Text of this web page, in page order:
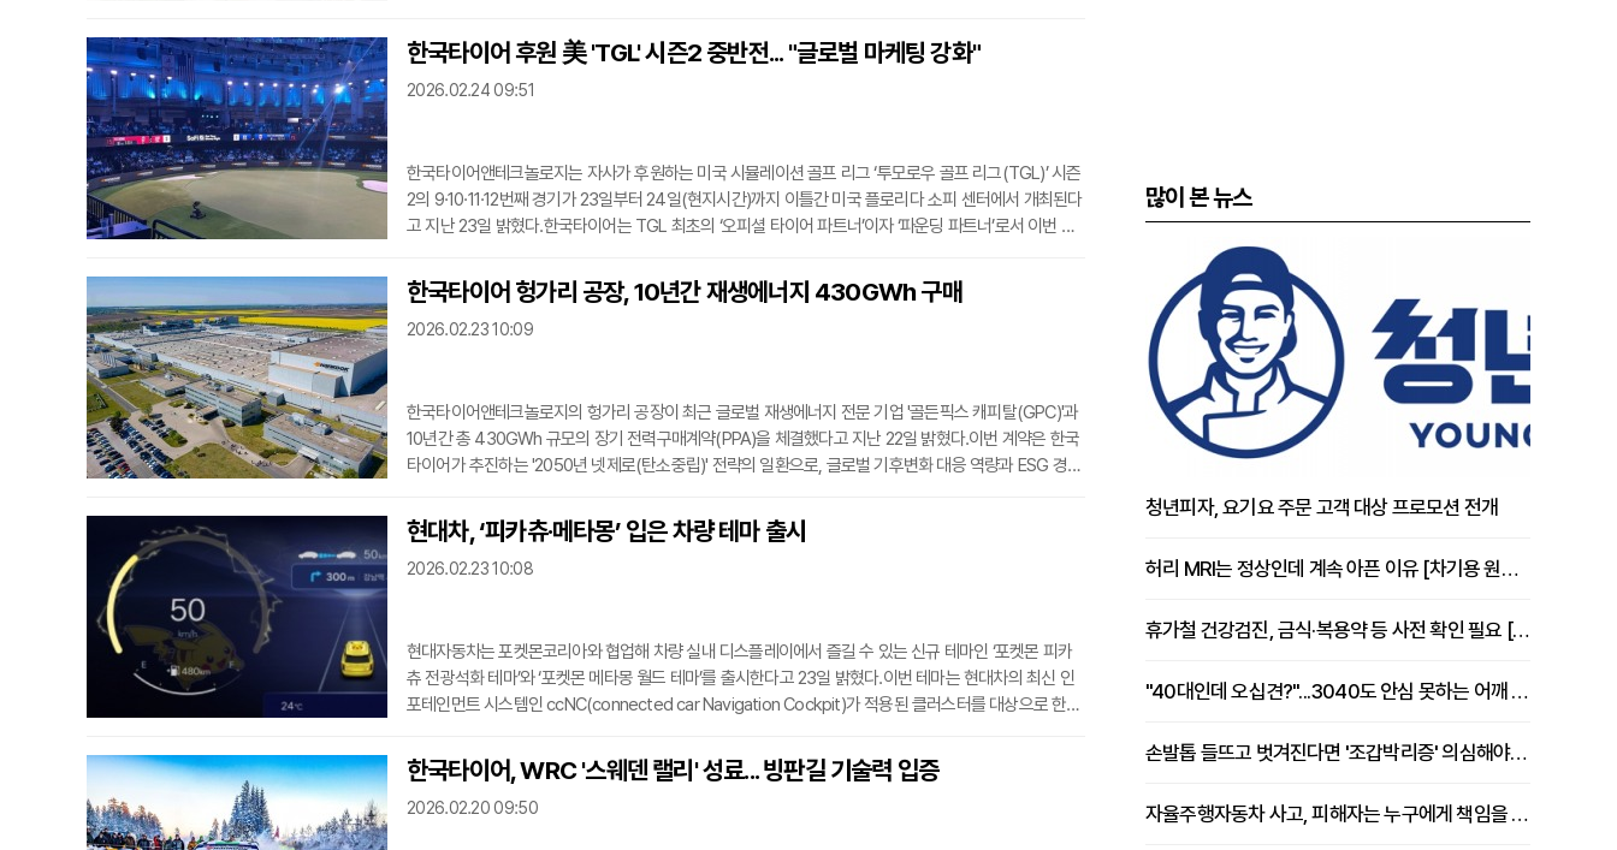
해 45개 아티스트 프로젝트를 지원하며 창의적인 실험을 활성화해 왔다.이번 연장 발표와 함께 양측은 신
규 전시 시리즈인 ‘현대 프로젝트’를 공개했다. 2028년부터 격년으로 진행되는 이 프로그램은 로스앤젤레
스 및 환태평양 지역과
한국타이어 후원 美 'TGL' 시즌2 중반전... "글로벌 마케팅 강화"
2026.02.24 09:51
한국타이어앤테크놀로지는 자사가 후원하는 미국 시뮬레이션 골프 리그 ‘투모로우 골프 리그(TGL)’ 시즌
2의 9·10·11·12번째 경기가 23일부터 24일(현지시간)까지 이틀간 미국 플로리다 소피 센터에서 개최된다
고 지난 23일 밝혔다.한국타이어는 TGL 최초의 ‘오피셜 타이어 파트너’이자 ‘파운딩 파트너’로서 이번 시
를 노출하고 있다. 전 세계 150여 개국에 중계되는 이번 리그를 통해 모빌리티와 스포츠를 결합한 차별화
된 브랜드 경험을 선사하며 프리미엄 브랜드 위상을 강화한다는 전략이다.23일에는 현재 리그 1위인 ‘애
틀
한국타이어 헝가리 공장, 10년간 재생에너지 430GWh 구매
2026.02.23 10:09
한국타이어앤테크놀로지의 헝가리 공장이 최근 글로벌 재생에너지 전문 기업 '골든픽스 캐피탈(GPC)'과
10년간 총 430GWh 규모의 장기 전력구매계약(PPA)을 체결했다고 지난 22일 밝혔다.이번 계약은 한국
타이어가 추진하는 '2050년 넷제로(탄소중립)' 전략의 일환으로, 글로벌 기후변화 대응 역량과 ESG 경영
며 재생에너지 조달의 안정성을 확보하게 됐다. 이는 약 2만 8700가구가 1년간 사용할 수 있는 전력량에
해당한다.한국타이어는 이번 계약을 통해 헝가리 공장 연간 전력 사용량의 약 20%를 재생에너지로 전환
할 계획이다. 이를 통해 매년
현대차, ‘피카츄·메타몽’ 입은 차량 테마 출시
2026.02.23 10:08
현대자동차는 포켓몬코리아와 협업해 차량 실내 디스플레이에서 즐길 수 있는 신규 테마인 ‘포켓몬 피카
츄 전광석화 테마’와 ‘포켓몬 메타몽 월드 테마’를 출시한다고 23일 밝혔다.이번 테마는 현대차의 최신 인
포테인먼트 시스템인 ccNC(connected car Navigation Cockpit)가 적용된 클러스터를 대상으로 한다.
전용 애니메이션을 통해 이동 과정을 몰입감 있게 즐길 수 있다.현대차는 자동차가 단순한 이동 수단을 넘
어 휴식과 추억의 공간으로 진화함에 따라, 부모와 자녀 사이의 공감대를 형성할 수 있는 감성적 연결고리
를 제공하
한국타이어, WRC '스웨덴 랠리' 성료... 빙판길 기술력 입증
2026.02.20 09:50
많이 본 뉴스
청년피자, 요기요 주문 고객 대상 프로모션 전개
허리 MRI는 정상인데 계속 아픈 이유 [차기용 원장 칼럼]
휴가철 건강검진, 금식·복용약 등 사전 확인 필요 [정도감 원장 칼럼]
"40대인데 오십견?"...3040도 안심 못하는 어깨 유착성 관절낭염
손발톱 들뜨고 벗겨진다면 '조갑박리증' 의심해야 [김철윤 원장 칼럼]
자율주행자동차 사고, 피해자는 누구에게 책임을 물을 수 있을까